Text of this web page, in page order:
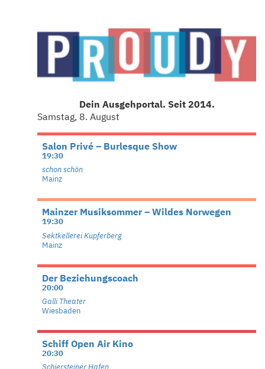
Dein Ausgehportal. Seit 2014.
Samstag, 8. August
Salon Privé – Burlesque Show
19:30
schon schön
Mainz
Mainzer Musiksommer – Wildes Norwegen
19:30
Sektkellerei Kupferberg
Mainz
Der Beziehungscoach
20:00
Galli Theater
Wiesbaden
Schiff Open Air Kino
20:30
Schiersteiner Hafen